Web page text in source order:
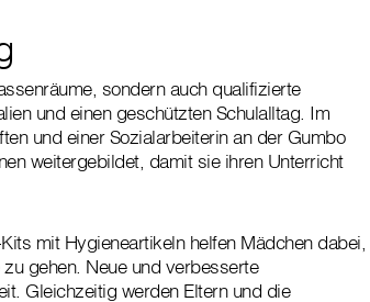
sondern auch qualifizierte
und einen geschützten Schulalltag. Im
und einer Sozialarbeiterin an der Gumbo
weitergebildet, damit sie ihren Unterricht
mit Hygieneartikeln helfen Mädchen dabei,
gehen. Neue und verbesserte
Gleichzeitig werden Eltern und die